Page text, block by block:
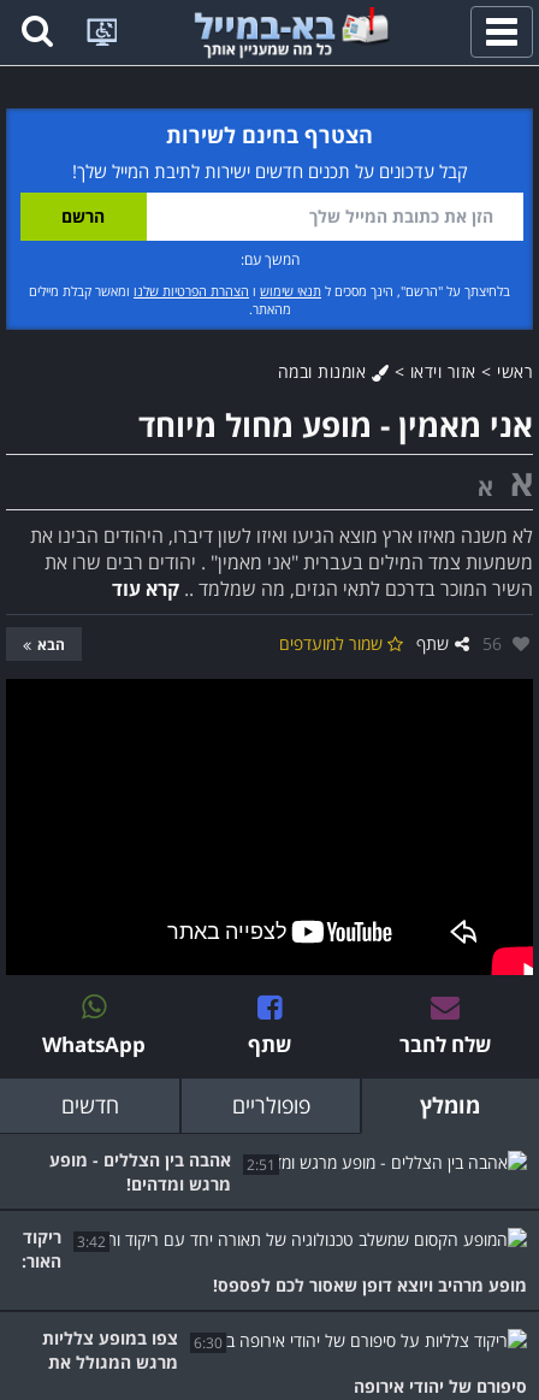
פתח
תפריט
הצטרף בחינם לשירות
קבל עדכונים על תכנים חדשים ישירות לתיבת המייל שלך!
המשך עם:
בלחיצתך על "הרשם", הינך מסכים ל תנאי שימוש ו הצהרת הפרטיות שלנו ומאשר קבלת מיילים
מהאתר.
ראשי > אזור וידאו > אומנות ובמה
אני מאמין - מופע מחול מיוחד
א א
לא משנה מאיזו ארץ מוצא הגיעו ואיזו לשון דיברו, היהודים הבינו את
משמעות צמד המילים בעברית "אני מאמין" . יהודים רבים שרו את
השיר המוכר בדרכם לתאי הגזים, מה שמלמד .. קרא עוד
אהבו:
56 שתף שמור למועדפים הבא
שלח לחבר שתף WhatsApp
מומלץ פופולריים חדשים
2:51
אהבה בין הצללים - מופע
מרגש ומדהים!
3:42
ריקוד
האור:
מופע מרהיב ויוצא דופן שאסור לכם לפספס!
6:30
צפו במופע צלליות
מרגש המגולל את
סיפורם של יהודי אירופה